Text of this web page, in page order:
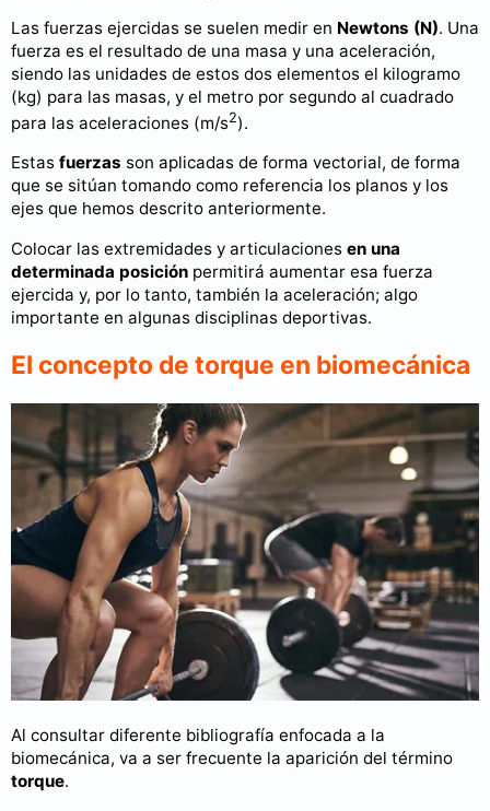
Las fuerzas ejercidas se suelen medir en Newtons (N). Una
fuerza es el resultado de una masa y una aceleración,
siendo las unidades de estos dos elementos el kilogramo
(kg) para las masas, y el metro por segundo al cuadrado
para las aceleraciones (m/s2).
Estas fuerzas son aplicadas de forma vectorial, de forma
que se sitúan tomando como referencia los planos y los
ejes que hemos descrito anteriormente.
Colocar las extremidades y articulaciones en una
determinada posición permitirá aumentar esa fuerza
ejercida y, por lo tanto, también la aceleración; algo
importante en algunas disciplinas deportivas.
El concepto de torque en biomecánica
Al consultar diferente bibliografía enfocada a la
biomecánica, va a ser frecuente la aparición del término
torque.